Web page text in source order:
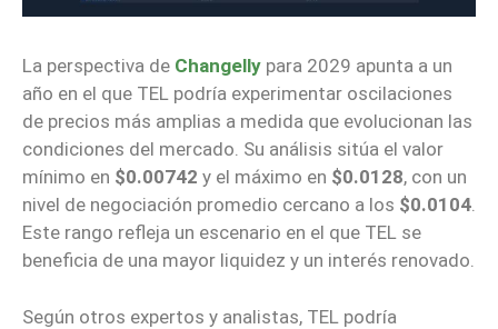
La perspectiva de Changelly para 2029 apunta a un
año en el que TEL podría experimentar oscilaciones
de precios más amplias a medida que evolucionan las
condiciones del mercado. Su análisis sitúa el valor
mínimo en $0.00742 y el máximo en $0.0128, con un
nivel de negociación promedio cercano a los $0.0104.
Este rango refleja un escenario en el que TEL se
beneficia de una mayor liquidez y un interés renovado.
Según otros expertos y analistas, TEL podría